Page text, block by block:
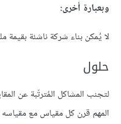
وبعبارة أخرى:
لا يُمكن بناء شركة ناشئة بقيمة
حلول
المهم قرن كل مقياس مع